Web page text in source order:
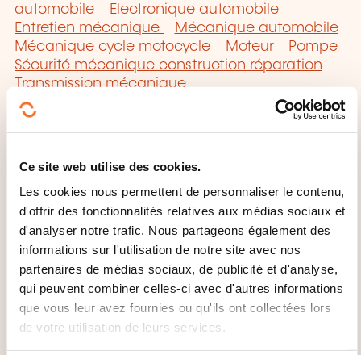
Ce site web utilise des cookies.
Les cookies nous permettent de personnaliser le contenu,
d'offrir des fonctionnalités relatives aux médias sociaux et
d'analyser notre trafic. Nous partageons également des
informations sur l'utilisation de notre site avec nos
partenaires de médias sociaux, de publicité et d'analyse,
qui peuvent combiner celles-ci avec d'autres informations
que vous leur avez fournies ou qu'ils ont collectées lors
de votre utilisation de leurs services.
automobile
Electronique automobile
Entretien mécanique
Mécanique automobile
Mécanique cycle motocycle
Moteur
Pompe
Sécurité mécanique construction réparation
Transmission mécanique
Cliquez ici pour
retourner à lapage
des familles de
domaines de
formation